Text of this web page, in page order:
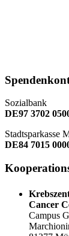
Sozialbank
DE97 3702
Stadtsparkasse
DE84 7015
Cancer
Campus